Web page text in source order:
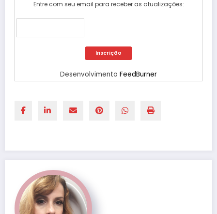
Entre com seu email para receber as atualizações:
Desenvolvimento FeedBurner